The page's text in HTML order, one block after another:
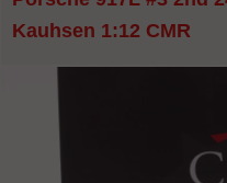
Kauhsen 1:12 CMR